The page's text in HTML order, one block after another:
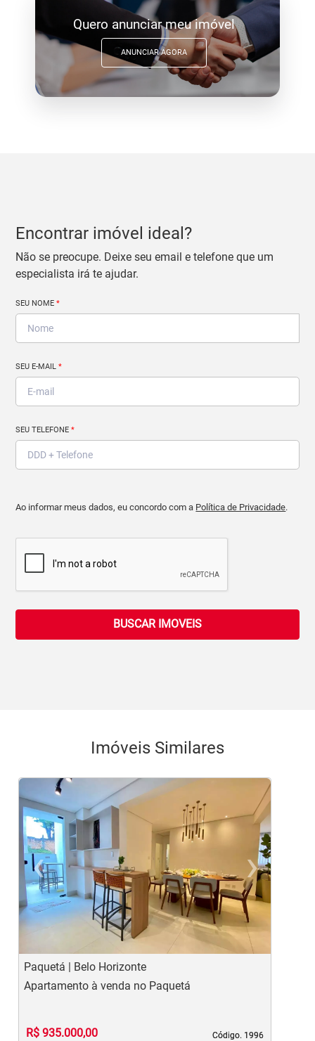
Quero anunciar meu imóvel
ANUNCIAR AGORA
Encontrar imóvel ideal?
Não se preocupe. Deixe seu email e telefone que um
especialista irá te ajudar.
SEU NOME*
SEU E-MAIL*
SEU TELEFONE*
Ao informar meus dados, eu concordo com a Política de Privacidade.
BUSCAR IMOVEIS
Imóveis Similares
‹
Previous
›
Paquetá | Belo Horizonte
Código. 1996
Código. 1996
Apartamento à venda no Paquetá
R$ 935.000,00